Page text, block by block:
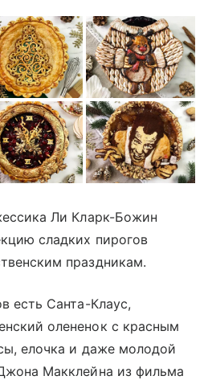
Ли Кларк-Божин
сладких пирогов
праздникам.
есть Санта-Клаус,
олененок с красным
елочка и даже молодой
Макклейна из фильма